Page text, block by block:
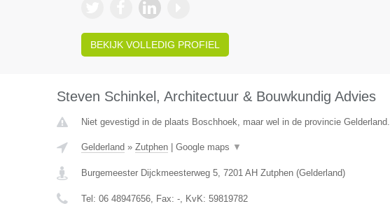
BEKIJK VOLLEDIG PROFIEL
Steven Schinkel, Architectuur & Bouwkundig Advies
Niet gevestigd in de plaats Boschhoek, maar wel in de provincie Gelderland.
Gelderland » Zutphen| Google maps ▼
Burgemeester Dijckmeesterweg 5, 7201 AH Zutphen(Gelderland)
Tel: 06 48947656, Fax: -, KvK: 59819782